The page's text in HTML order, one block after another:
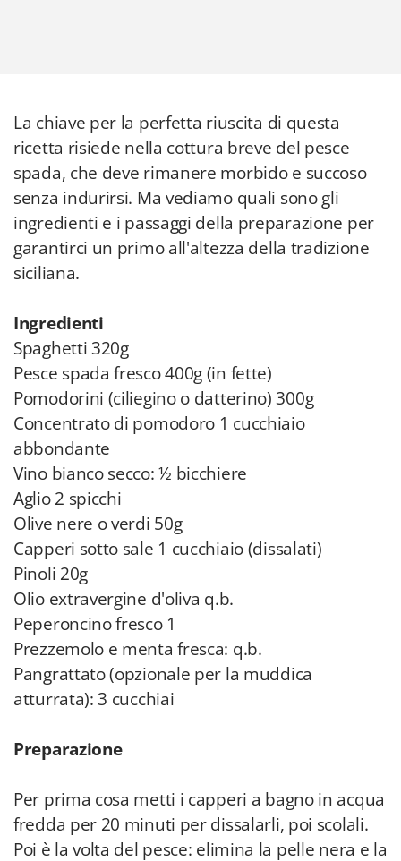
La chiave per la perfetta riuscita di questa
ricetta risiede nella cottura breve del pesce
spada, che deve rimanere morbido e succoso
senza indurirsi. Ma vediamo quali sono gli
ingredienti e i passaggi della preparazione per
garantirci un primo all'altezza della tradizione
siciliana.
Ingredienti
Spaghetti 320g
Pesce spada fresco 400g (in fette)
Pomodorini (ciliegino o datterino) 300g
Concentrato di pomodoro 1 cucchiaio
abbondante
Vino bianco secco: ½ bicchiere
Aglio 2 spicchi
Olive nere o verdi 50g
Capperi sotto sale 1 cucchiaio (dissalati)
Pinoli 20g
Olio extravergine d'oliva q.b.
Peperoncino fresco 1
Prezzemolo e menta fresca: q.b.
Pangrattato (opzionale per la muddica
atturrata): 3 cucchiai
Preparazione
Per prima cosa metti i capperi a bagno in acqua
fredda per 20 minuti per dissalarli, poi scolali.
Poi è la volta del pesce: elimina la pelle nera e la